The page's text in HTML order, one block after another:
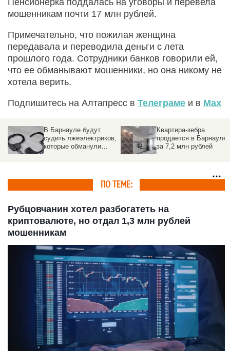
мошенникам почти 17 млн рублей.
Примечательно, что пожилая женщина
передавала и переводила деньги с лета
прошлого года. Сотрудники банков говорили ей,
что ее обманывают мошенники, но она никому не
хотела верить.
Подпишитесь на Алтапресс в Телеграме и в Max
В Барнауле будут
судить лжеэлектриков,
которые обманули
Квартира-зебра
продается в Барнауле
за 7,2 млн рублей
ПО ТЕМЕ:
Рубцовчанин хотел разбогатеть на
криптовалюте, но отдал 1,3 млн рублей
мошенникам